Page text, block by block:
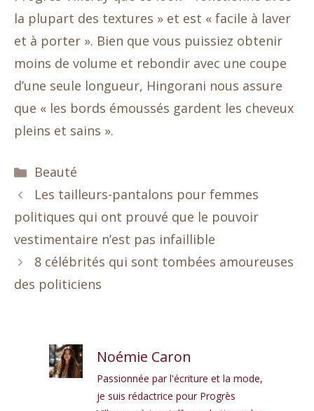
la plupart des textures » et est « facile à laver
et à porter ». Bien que vous puissiez obtenir
moins de volume et rebondir avec une coupe
d’une seule longueur, Hingorani nous assure
que « les bords émoussés gardent les cheveux
pleins et sains ».
Catégories
Beauté
Les tailleurs-pantalons pour femmes
politiques qui ont prouvé que le pouvoir
vestimentaire n’est pas infaillible
8 célébrités qui sont tombées amoureuses
des politiciens
Noémie Caron
Passionnée par l'écriture et la mode,
je suis rédactrice pour Progrès